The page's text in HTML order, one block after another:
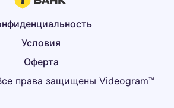
права защищены Videogram™
Оферта
Условия